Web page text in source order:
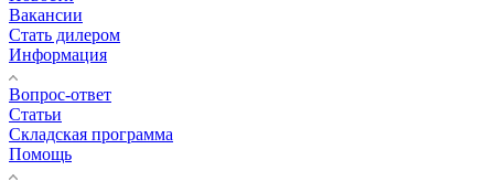
Вакансии
Стать дилером
Информация
Вопрос-ответ
Статьи
Складская программа
Помощь